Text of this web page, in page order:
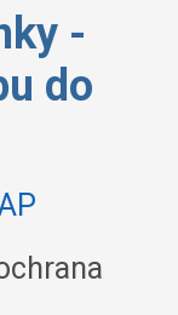
-
do